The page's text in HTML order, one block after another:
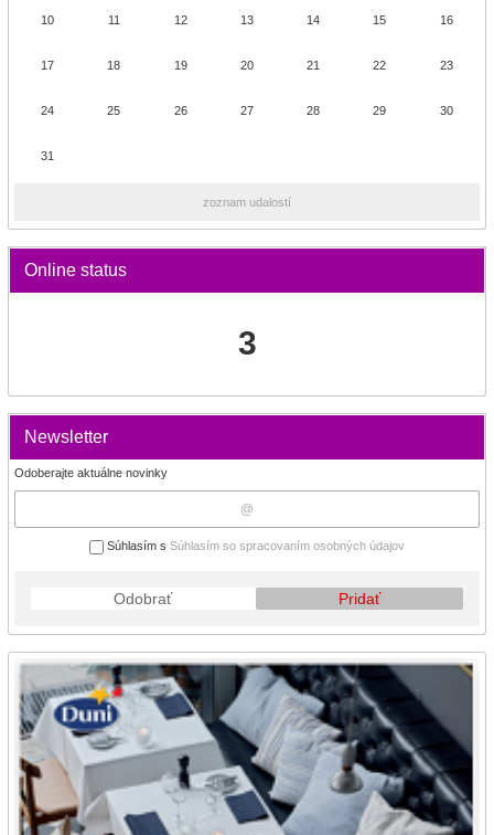
10 11 12 13 14 15 16
17 18 19 20 21 22 23
24 25 26 27 28 29 30
31
zoznam udalostí
Online status
3
Newsletter
Odoberajte aktuálne novinky
Súhlasím s Súhlasím so spracovaním osobných údajov
Odobrať Pridať